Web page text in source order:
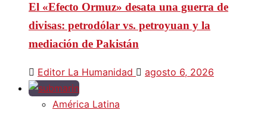
El «Efecto Ormuz» desata una guerra de
divisas: petrodólar vs. petroyuan y la
mediación de Pakistán
Editor La Humanidad agosto 6, 2026
América Latina